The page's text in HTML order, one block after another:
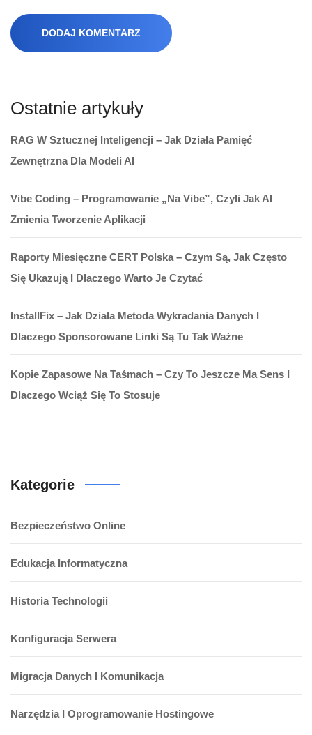
DODAJ KOMENTARZ
Ostatnie artykuły
RAG W Sztucznej Inteligencji – Jak Działa Pamięć
Zewnętrzna Dla Modeli AI
Vibe Coding – Programowanie „na Vibe”, Czyli Jak AI
Zmienia Tworzenie Aplikacji
Raporty Miesięczne CERT Polska – Czym Są, Jak Często
Się Ukazują I Dlaczego Warto Je Czytać
InstallFix – Jak Działa Metoda Wykradania Danych I
Dlaczego Sponsorowane Linki Są Tu Tak Ważne
Kopie Zapasowe Na Taśmach – Czy To Jeszcze Ma Sens I
Dlaczego Wciąż Się To Stosuje
Kategorie
Bezpieczeństwo Online
Edukacja Informatyczna
Historia Technologii
Konfiguracja Serwera
Migracja Danych I Komunikacja
Narzędzia I Oprogramowanie Hostingowe